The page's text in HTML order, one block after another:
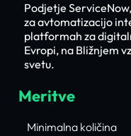
Podjetje
za avtomatizacijo
platformah za
Evropi, na Bližnjem
svetu.
Meritve
Minimalna količina